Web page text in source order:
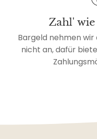
Zahl'
Bargeld nehmen
nicht an, dafür